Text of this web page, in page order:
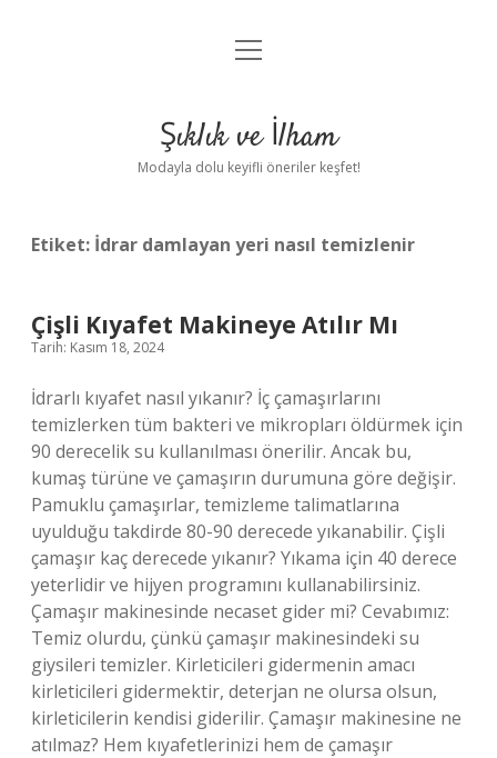
Anasayfa
Yasal Uyarı
menüyü
Şıklık ve İlham
Modayla dolu keyifli öneriler keşfet!
Etiket: İdrar damlayan yeri nasıl temizlenir
Çişli Kıyafet Makineye Atılır Mı
Tarih: Kasım 18, 2024
İdrarlı kıyafet nasıl yıkanır? İç çamaşırlarını
temizlerken tüm bakteri ve mikropları öldürmek için
90 derecelik su kullanılması önerilir. Ancak bu,
kumaş türüne ve çamaşırın durumuna göre değişir.
Pamuklu çamaşırlar, temizleme talimatlarına
uyulduğu takdirde 80-90 derecede yıkanabilir. Çişli
çamaşır kaç derecede yıkanır? Yıkama için 40 derece
yeterlidir ve hijyen programını kullanabilirsiniz.
Çamaşır makinesinde necaset gider mi? Cevabımız:
Temiz olurdu, çünkü çamaşır makinesindeki su
giysileri temizler. Kirleticileri gidermenin amacı
kirleticileri gidermektir, deterjan ne olursa olsun,
kirleticilerin kendisi giderilir. Çamaşır makinesine ne
atılmaz? Hem kıyafetlerinizi hem de çamaşır